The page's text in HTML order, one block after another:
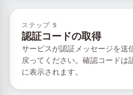
ステップ 5
認証コードの取得
サービスが認証メッセージを送
戻ってください。確認コードは
に表示されます。